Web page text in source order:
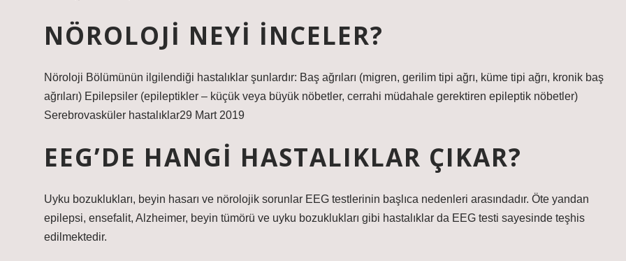
NÖROLOJI NEYI INCELER?
Nöroloji Bölümünün ilgilendiği hastalıklar şunlardır: Baş ağrıları (migren, gerilim tipi ağrı, küme tipi ağrı, kronik baş
ağrıları) Epilepsiler (epileptikler – küçük veya büyük nöbetler, cerrahi müdahale gerektiren epileptik nöbetler)
Serebrovasküler hastalıklar29 Mart 2019
EEG’DE HANGI HASTALIKLAR ÇIKAR?
Uyku bozuklukları, beyin hasarı ve nörolojik sorunlar EEG testlerinin başlıca nedenleri arasındadır. Öte yandan
epilepsi, ensefalit, Alzheimer, beyin tümörü ve uyku bozuklukları gibi hastalıklar da EEG testi sayesinde teşhis
edilmektedir.